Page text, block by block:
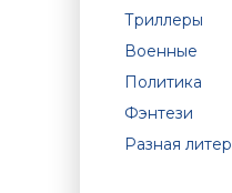
Триллеры
Военные
Политика
Фэнтези
Разная